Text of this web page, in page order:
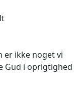
er ikke noget vi
Gud i oprigtighed